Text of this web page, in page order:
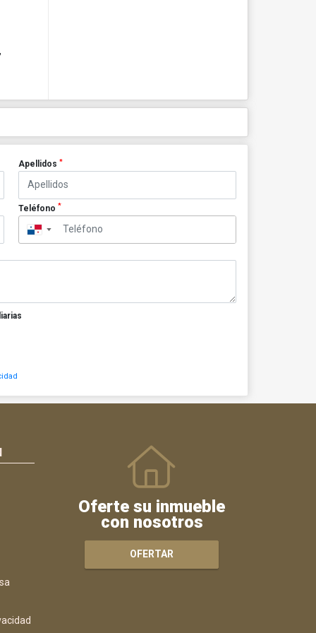
Apellidos *
Teléfono *
▼
Oferte su inmueble
con nosotros
OFERTAR